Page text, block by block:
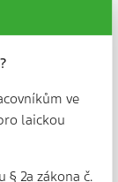
Kvůli
ve
laickou
2a zákona č.